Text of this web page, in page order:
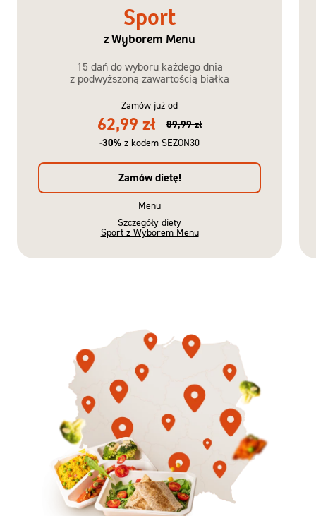
Sport
z Wyborem Menu
15 dań do wyboru każdego dnia
z podwyższoną zawartością białka
Zamów już od
62,99 zł
89,99 zł
-30% z kodem SEZON30
Zamów dietę!
Menu
Szczegóły diety
Sport z Wyborem Menu